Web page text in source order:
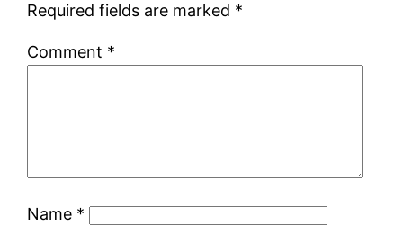
Required fields are marked *
Comment *
Name *